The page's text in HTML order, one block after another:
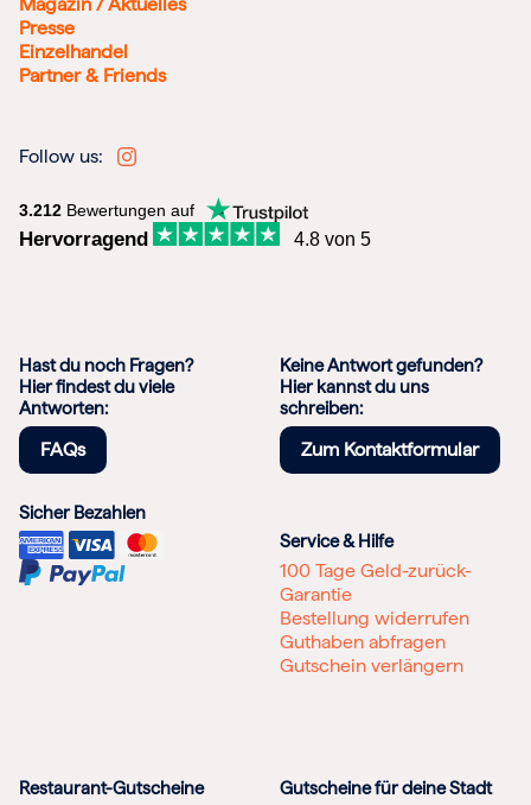
Presse
Einzelhandel
Partner & Friends
Follow us:
3.212 Bewertungen auf
Hervorragend 4.8 von 5
Hast du noch Fragen?
Hier findest du viele
Antworten:
FAQs
Keine Antwort gefunden?
Hier kannst du uns
schreiben:
Zum Kontaktformular
Sicher Bezahlen
Service & Hilfe
100 Tage Geld-zurück-
Garantie
Bestellung widerrufen
Guthaben abfragen
Gutschein verlängern
Restaurant-Gutscheine Gutscheine für deine Stadt